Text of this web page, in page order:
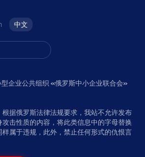
中文
企业公共组织 «俄罗斯中小企业联合会»
据俄罗斯法律法规要求，我站不允许发布
击性质的内容，将此类信息中的字母替换
属于违规，此外，禁止任何形式的仇恨言